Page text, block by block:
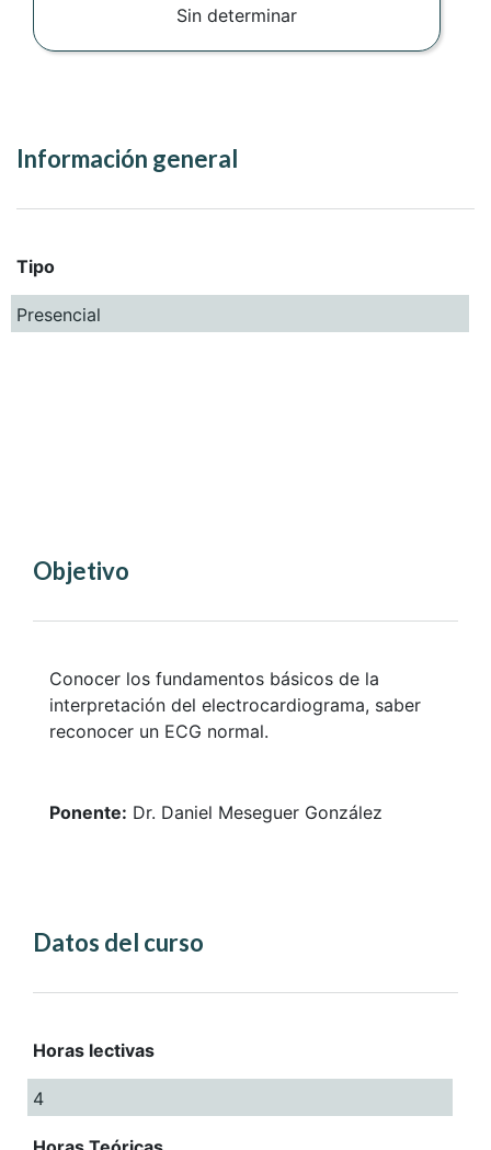
Sin determinar
Información general
Tipo
Presencial
Objetivo
Conocer los fundamentos básicos de la
interpretación del electrocardiograma, saber
reconocer un ECG normal.
Ponente: Dr. Daniel Meseguer González
Datos del curso
Horas lectivas
4